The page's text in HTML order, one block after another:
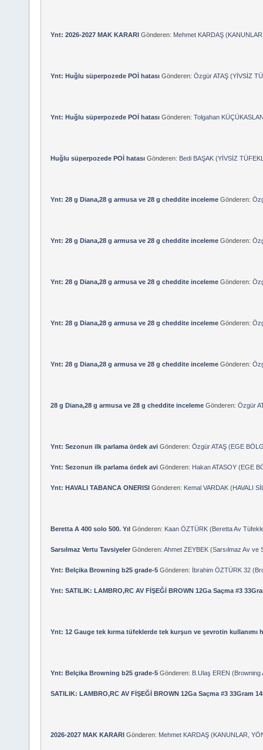
Ynt: 2026-2027 MAK KARARIGönderen: Mehmet KARDAŞ(
Ynt: Huğlu süperpozede POİ hatası Gönderen: Özgür ATAŞ(YİVSİZ
Ynt: Huğlu süperpozede POİ hatası Gönderen: Tolgahan
Huğlu süperpozede POİ hatası Gönderen: Bedi BAŞAK(YİVSİZ
Ynt: 28 g Diana,28 g armusa ve 28 g cheddite inceleme Gönderen:
Ynt: 28 g Diana,28 g armusa ve 28 g cheddite inceleme Gönderen:
Ynt: 28 g Diana,28 g armusa ve 28 g cheddite inceleme Gönderen:
Ynt: 28 g Diana,28 g armusa ve 28 g cheddite inceleme Gönderen:
Ynt: 28 g Diana,28 g armusa ve 28 g cheddite inceleme Gönderen:
28 g Diana,28 g armusa ve 28 g cheddite inceleme Gönderen: Özgür
Ynt: Sezonun ilk parlama ördek aviGönderen: Özgür ATAŞ(EGE
Ynt: Sezonun ilk parlama ördek aviGönderen: Hakan ATASOY(EGE
Ynt: HAVALI TABANCA ONERISIGönderen: Kemal VARDAK(HAVALI
Beretta A 400 solo 500. YılGönderen: Kaan ÖZTÜRK(Beretta Av
Sarsılmaz Vertu TavsiyelerGönderen: Ahmet ZEYBEK(Sarsılmaz Av ve
Ynt: Belçika Browning b25 grade-5 Gönderen: İbrahim ÖZTÜRK 32(
Ynt: SATILIK: LAMBRO,RC AV FİŞEĞİ BROWN 12Ga Saçma #3
Ynt: 12 Gauge tek kırma tüfeklerde tek kurşun ve şevrotin kullanımı
Ynt: Belçika Browning b25 grade-5 Gönderen: B.Ulaş EREN (Browning
SATILIK: LAMBRO,RC AV FİŞEĞİ BROWN 12Ga Saçma #3 33Gram
2026-2027 MAK KARARIGönderen: Mehmet KARDAŞ(KANUNLAR,